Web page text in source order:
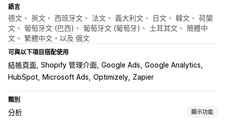
語言
德文、 英文、 西班牙文、 法文、 義大利文、 日文、 韓文、 荷蘭
文、 葡萄牙文 (巴西)、 葡萄牙文 (葡萄牙)、 土耳其文、 簡體中
文、 繁體中文，以及 俄文
可與以下項目搭配使用
結帳頁面 Shopify 管理介面 Google Ads Google Analytics
HubSpot
Microsoft Ads Optimizely Zapier
類別
分析 顯示功能